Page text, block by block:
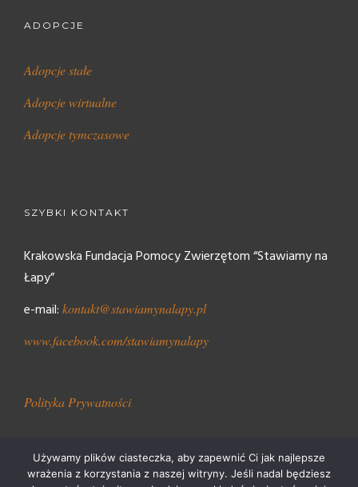
ADOPCJE
Adopcje stałe
Adopcje wirtualne
Adopcje tymczasowe
SZYBKI KONTAKT
Krakowska Fundacja Pomocy Zwierzętom “Stawiamy na
Łapy”
e-mail: kontakt@stawiamynalapy.pl
www.facebook.com/stawiamynalapy
Polityka Prywatności
Używamy plików ciasteczka, aby zapewnić Ci jak najlepsze
wrażenia z korzystania z naszej witryny. Jeśli nadal będziesz